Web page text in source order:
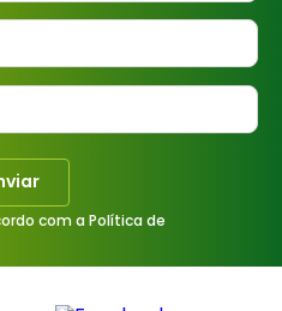
com a Política de